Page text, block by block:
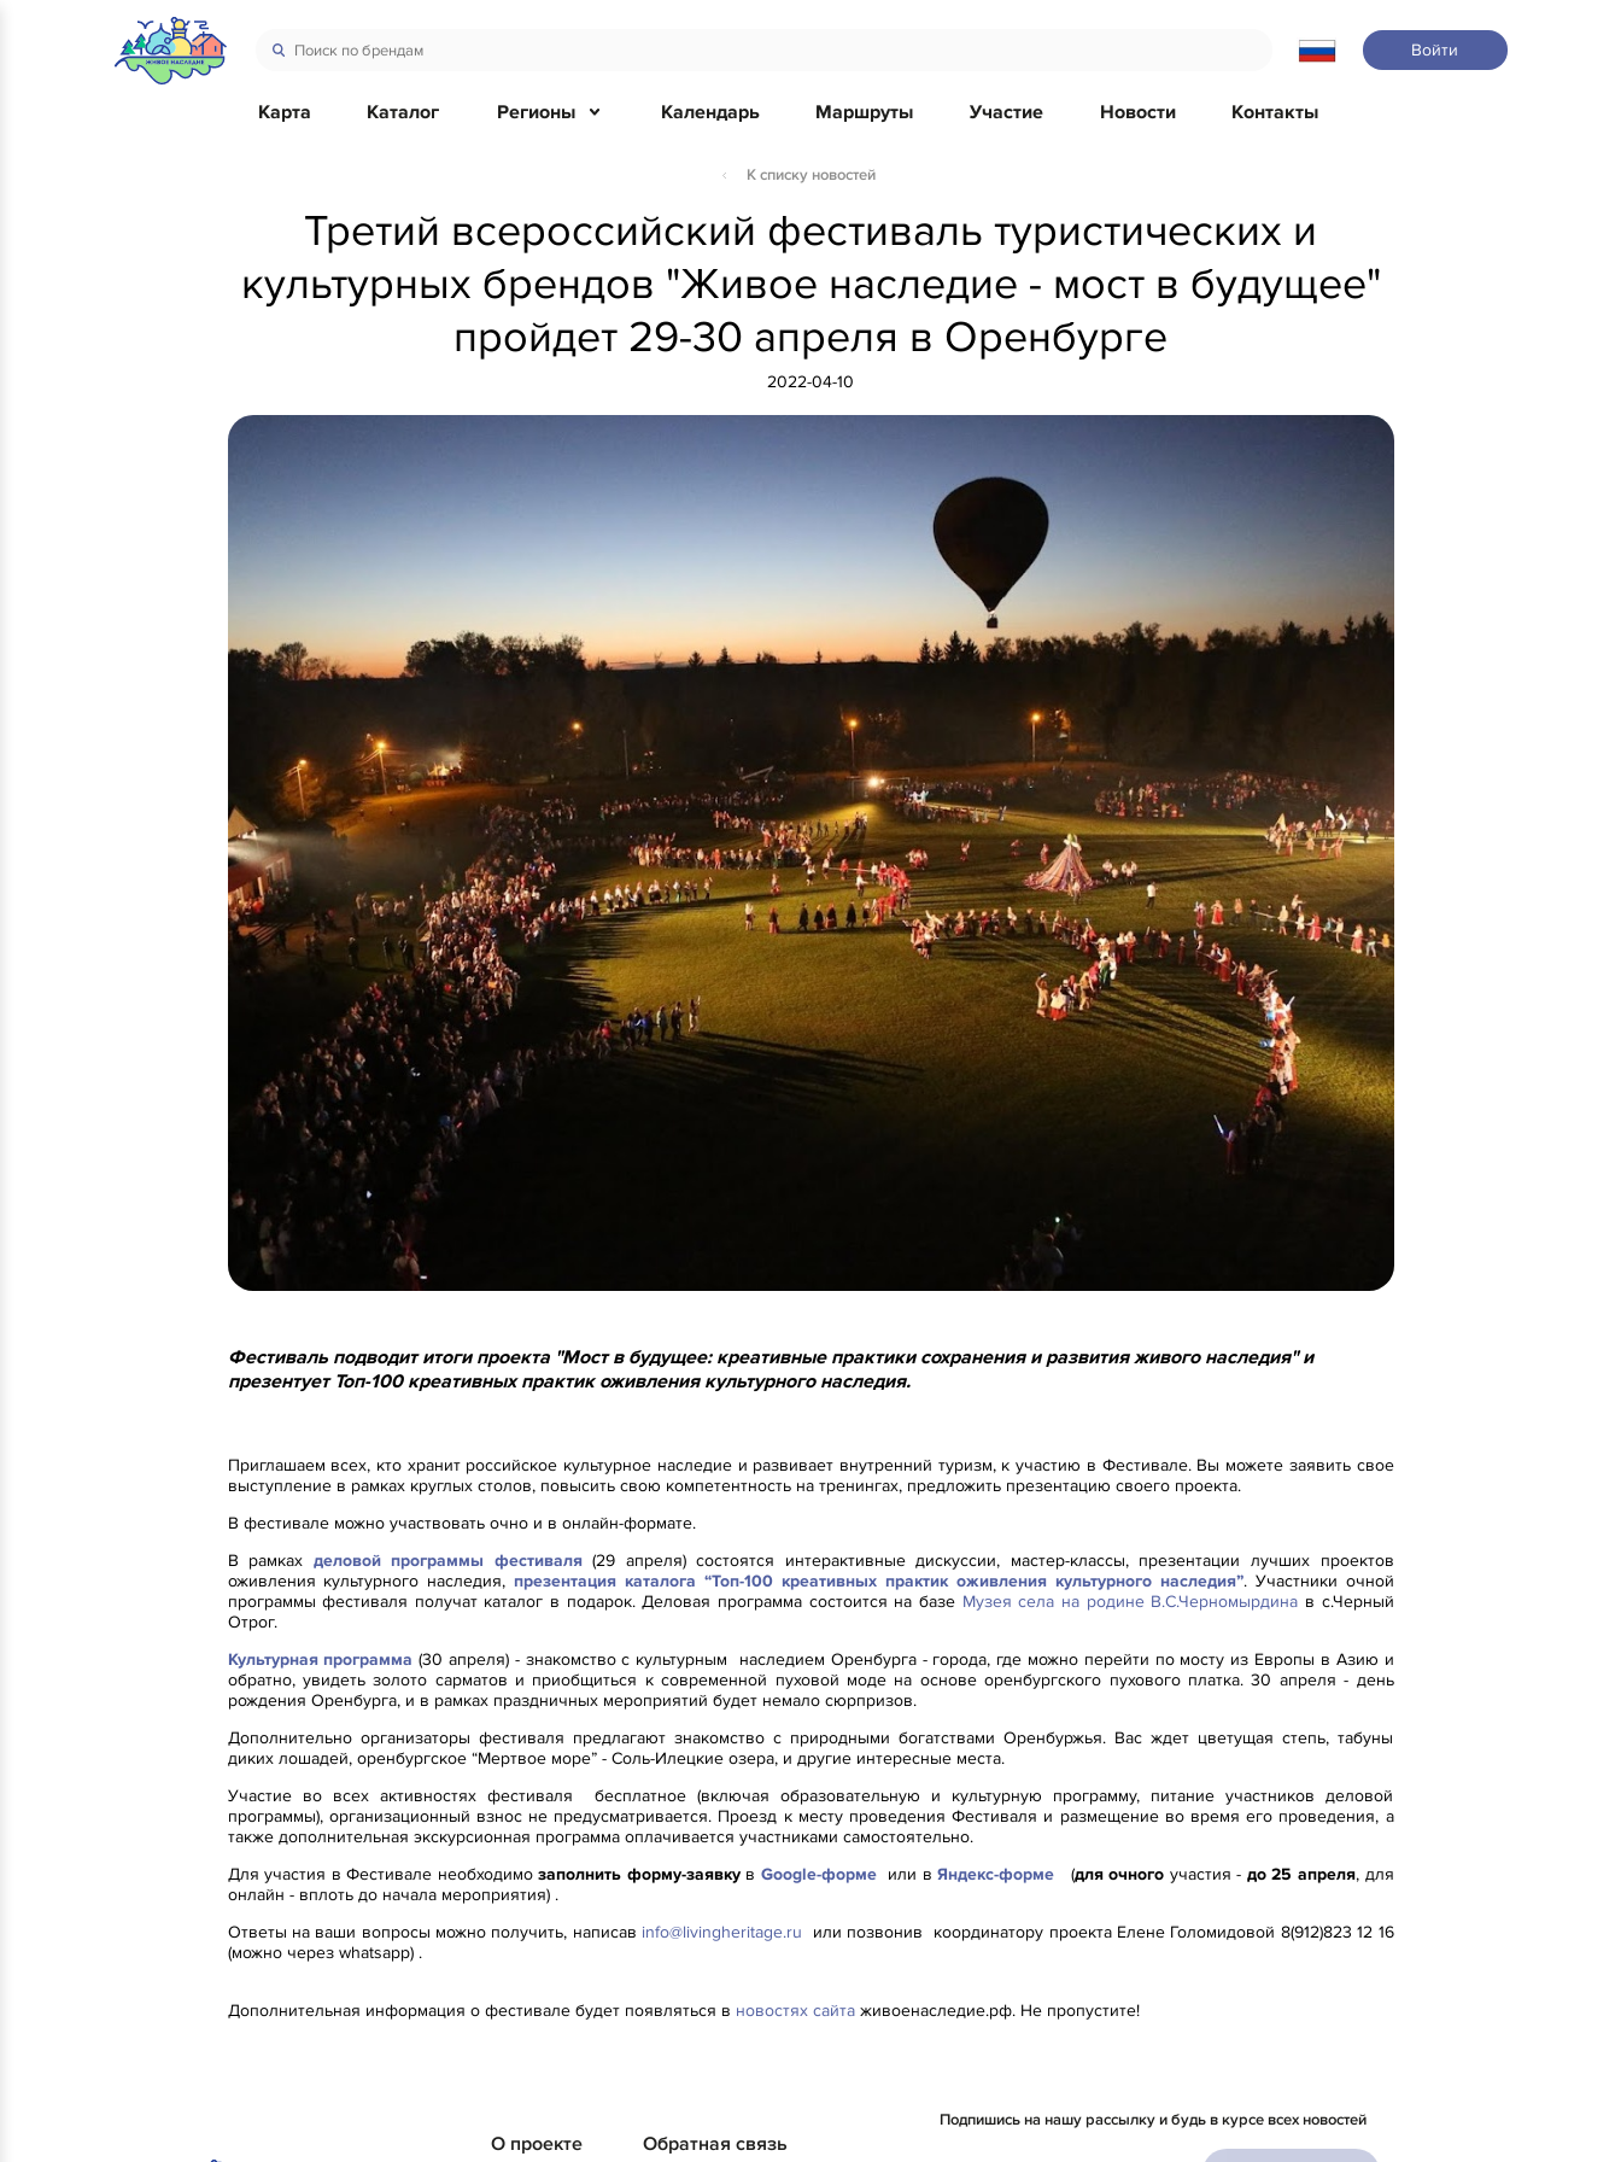
Войти
Карта Каталог Регионы Календарь Маршруты Участие Новости Контакты
К списку новостей
Третий всероссийский фестиваль туристических и
культурных брендов "Живое наследие - мост в будущее"
пройдет 29-30 апреля в Оренбурге
2022-04-10
Фестиваль подводит итоги проекта "Мост в будущее: креативные практики сохранения и развития живого наследия" и
презентует Топ-100 креативных практик оживления культурного наследия.
Приглашаем всех, кто хранит российское культурное наследие и развивает внутренний туризм, к участию в Фестивале. Вы можете заявить свое
выступление в рамках круглых столов, повысить свою компетентность на тренингах, предложить презентацию своего проекта.
В фестивале можно участвовать очно и в онлайн-формате.
В рамках деловой программы фестиваля(29 апреля) состоятся интерактивные дискуссии, мастер-классы, презентации лучших проектов
оживления культурного наследия, презентация каталога “Топ-100 креативных практик оживления культурного наследия”. Участники очной
программы фестиваля получат каталог в подарок. Деловая программа состоится на базе Музея села на родине В.С.Черномырдина в с.Черный
Отрог.
Культурная программа(30 апреля) - знакомство с культурным наследием Оренбурга - города, где можно перейти по мосту из Европы в Азию и
обратно, увидеть золото сарматов и приобщиться к современной пуховой моде на основе оренбургского пухового платка. 30 апреля - день
рождения Оренбурга, и в рамках праздничных мероприятий будет немало сюрпризов.
Дополнительно организаторы фестиваля предлагают знакомство с природными богатствами Оренбуржья. Вас ждет цветущая степь, табуны
диких лошадей, оренбургское “Мертвое море” - Соль-Илецкие озера, и другие интересные места.
Участие во всех активностях фестиваля бесплатное (включая образовательную и культурную программу, питание участников деловой
программы), организационный взнос не предусматривается. Проезд к месту проведения Фестиваля и размещение во время его проведения, а
также дополнительная экскурсионная программа оплачивается участниками самостоятельно.
Для участия в Фестивале необходимозаполнить форму-заявкув Google-форме или вЯндекс-форме (для очного участия - до 25 апреля, для
онлайн - вплоть до начала мероприятия) .
Ответы на ваши вопросы можно получить, написав info@livingheritage.ru или позвонив
координатору проекта Елене Голомидовой 8(912)823 12 16
(можно через whatsapp) .
Дополнительная информация о фестивале будет появляться в новостях сайтаживоенаследие.рф. Не пропустите!
О проекте Обратная связь
Подпишись на нашу рассылку и будь в курсе всех новостей